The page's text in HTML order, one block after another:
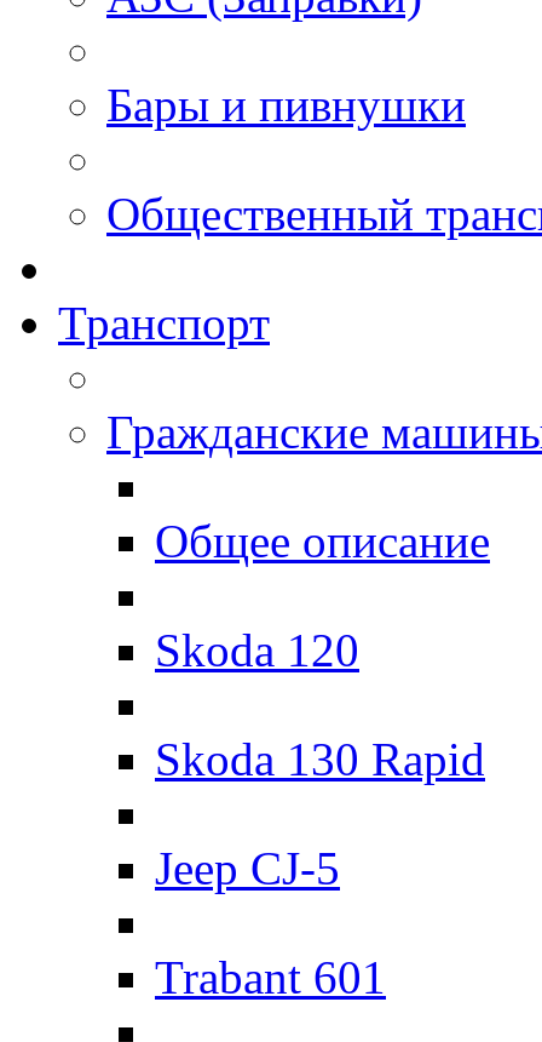
Бары и пивнушки
Общественный
Транспорт
Гражданские
Общее описание
Skoda 120
Skoda 130 Rapid
Jeep CJ-5
Trabant 601